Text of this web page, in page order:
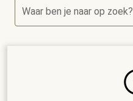
Waar ben je naar op zoek?